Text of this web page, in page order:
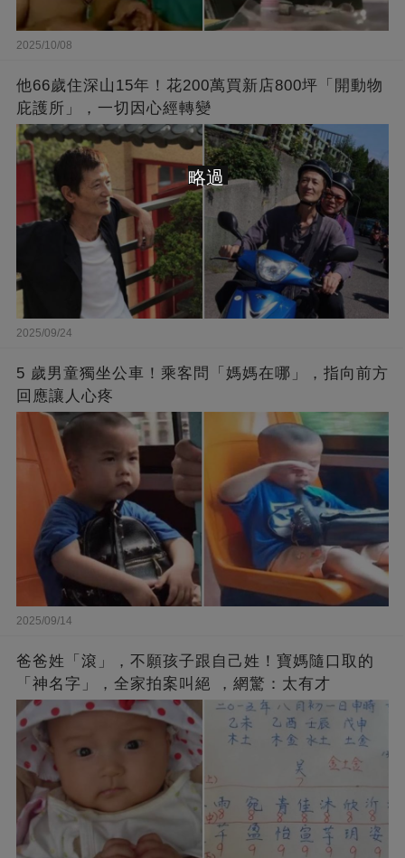
2025/10/08
他66歲住深山15年！花200萬買新店800坪「開動物
庇護所」，一切因心經轉變
2025/09/24
5 歲男童獨坐公車！乘客問「媽媽在哪」，指向前方
回應讓人心疼
2025/09/14
爸爸姓「滾」，不願孩子跟自己姓！寶媽隨口取的
「神名字」，全家拍案叫絕 ，網驚：太有才
略過